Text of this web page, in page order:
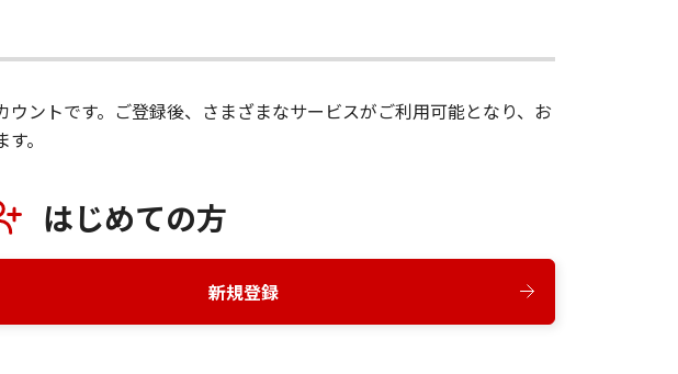
ントです。ご登録後、さまざまなサービスがご利用可能となり、お
。
はじめての方
新規登録